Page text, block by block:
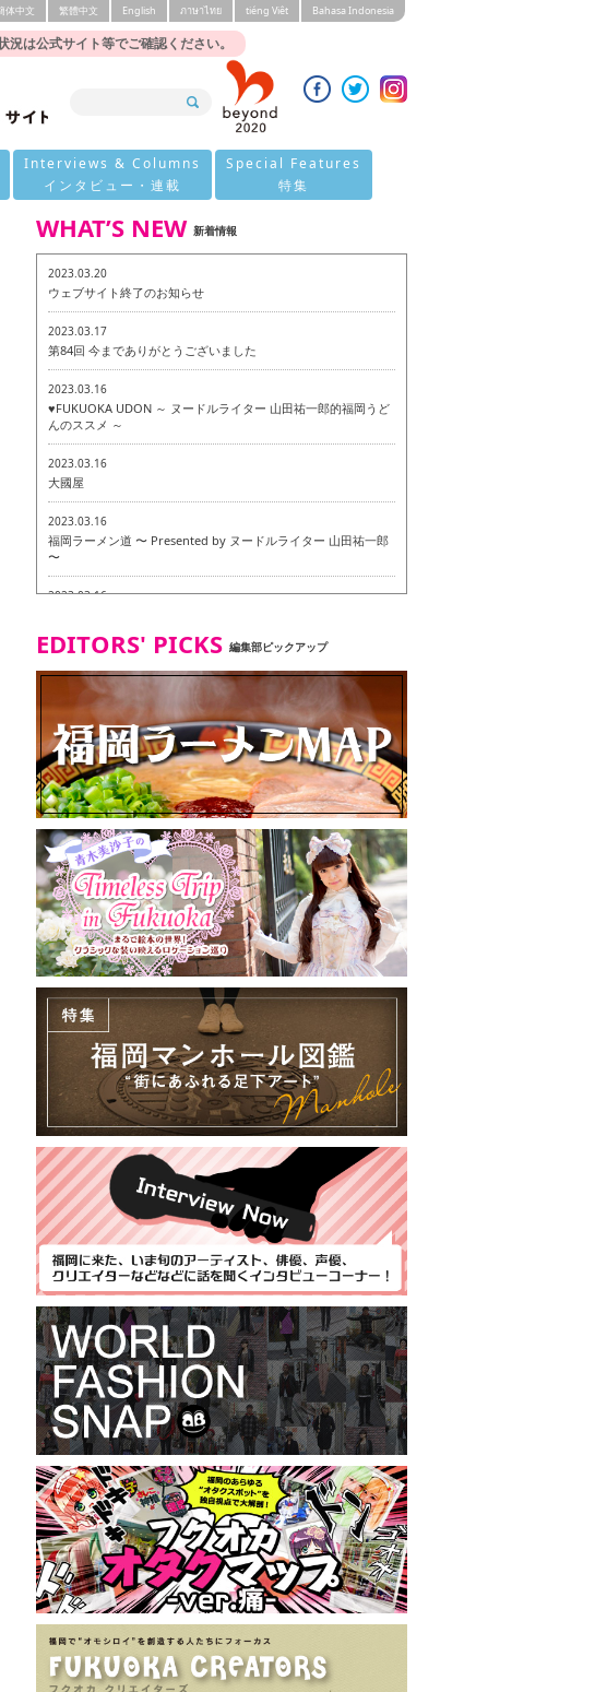
は公式サイト等でご確認ください。
体中文 繁體中文 English ภาษาไทย tiéng Viêt Bahasa Indonesia
Interviews & Columns
インタビュー・連載
Special Features
特集
WHAT’S NEW 新着情報
2023.03.20
ウェブサイト終了のお知らせ
2023.03.17
第84回 今までありがとうございました
2023.03.16
♥FUKUOKA UDON ～ ヌードルライター 山田祐一郎的福岡うど
んのススメ ～
2023.03.16
大國屋
2023.03.16
福岡ラーメン道 〜 Presented by ヌードルライター 山田祐一郎
〜
2023.03.16
2023.03.07
ヴィーガン・ベジタリアンメニュー試食ツアー in 福岡市
2023.03.07
磯ぎよからず 博多本店 〜 ヴィーガン・ベジタリアンメニュー試
食ツアー in 福岡市！〜
2023.03.02
リトルスタンド大名店 〜 ヴィーガン・ベジタリアンメニュー
試食ツアー in 福岡市！〜
2023.02.28
東筑軒 折尾本社うどん店
EDITORS' PICKS 編集部ピックアップ